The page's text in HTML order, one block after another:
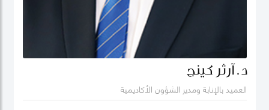
د. آرثر كينج
العميد بالإنابة ومدير الشؤون الأكاديمية